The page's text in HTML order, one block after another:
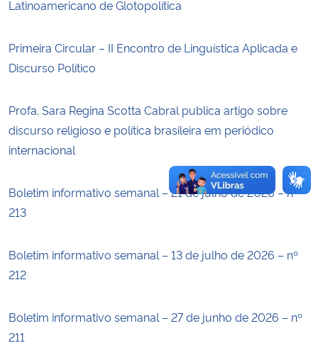
Secretaria-Geral
Secretaria de Governo
Gabinete de Segurança Institucional
Advocacia-Geral da União
Planalto
Latinoamericano de Glotopolítica
Primeira Circular – II Encontro de Linguística Aplicada e
Discurso Político
Profa. Sara Regina Scotta Cabral publica artigo sobre
discurso religioso e política brasileira em periódico
internacional
Boletim informativo semanal – 21 de julho de 2026 – nº
213
Boletim informativo semanal – 13 de julho de 2026 – nº
212
Boletim informativo semanal – 27 de junho de 2026 – nº
211